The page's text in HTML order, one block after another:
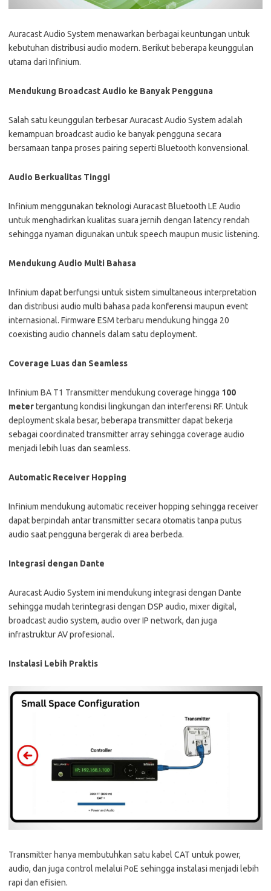
Auracast Audio System menawarkan berbagai keuntungan untuk
kebutuhan distribusi audio modern. Berikut beberapa keunggulan
utama dari Infinium.
Mendukung Broadcast Audio ke Banyak Pengguna
Salah satu keunggulan terbesar Auracast Audio System adalah
kemampuan broadcast audio ke banyak pengguna secara
bersamaan tanpa proses pairing seperti Bluetooth konvensional.
Audio Berkualitas Tinggi
Infinium menggunakan teknologi Auracast Bluetooth LE Audio
untuk menghadirkan kualitas suara jernih dengan latency rendah
sehingga nyaman digunakan untuk speech maupun music listening.
Mendukung Audio Multi Bahasa
Infinium dapat berfungsi untuk sistem simultaneous interpretation
dan distribusi audio multi bahasa pada konferensi maupun event
internasional. Firmware ESM terbaru mendukung hingga 20
coexisting audio channels dalam satu deployment.
Coverage Luas dan Seamless
Infinium BA T1 Transmitter mendukung coverage hingga 100
metertergantung kondisi lingkungan dan interferensi RF. Untuk
deployment skala besar, beberapa transmitter dapat bekerja
sebagai coordinated transmitter array sehingga coverage audio
menjadi lebih luas dan seamless.
Automatic Receiver Hopping
Infinium mendukung automatic receiver hopping sehingga receiver
dapat berpindah antar transmitter secara otomatis tanpa putus
audio saat pengguna bergerak di area berbeda.
Integrasi dengan Dante
Auracast Audio System ini mendukung integrasi dengan Dante
sehingga mudah terintegrasi dengan DSP audio, mixer digital,
broadcast audio system, audio over IP network, dan juga
infrastruktur AV profesional.
Instalasi Lebih Praktis
Transmitter hanya membutuhkan satu kabel CAT untuk power,
audio, dan juga control melalui PoE sehingga instalasi menjadi lebih
rapi dan efisien.